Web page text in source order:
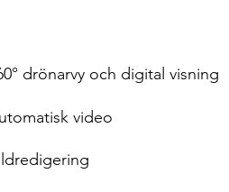
drönarvy och digital visning
video